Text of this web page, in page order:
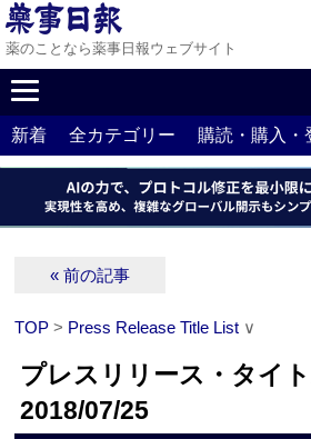
薬のことなら薬事日報ウェブサイト
新着 全カテゴリー 購読・購入・
« 前の記事
TOP > Press Release Title List ∨
プレスリリース・タイ
2018/07/25